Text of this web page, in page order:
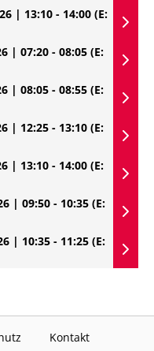
| 13:10 - 14:00 (E:
| 07:20 - 08:05 (E:
| 08:05 - 08:55 (E:
| 12:25 - 13:10 (E:
| 13:10 - 14:00 (E:
| 09:50 - 10:35 (E:
| 10:35 - 11:25 (E:
Kontakt